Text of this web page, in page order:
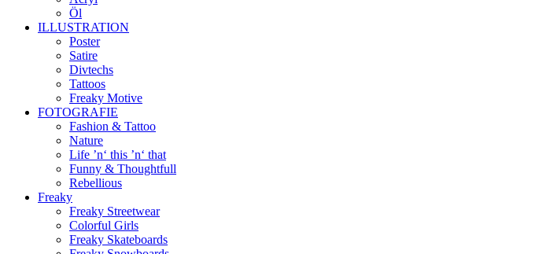
Öl
ILLUSTRATION
Poster
Satire
Divtechs
Tattoos
Freaky Motive
FOTOGRAFIE
Fashion & Tattoo
Nature
Life ’n‘ this ’n‘ that
Funny & Thoughtfull
Rebellious
Freaky
Freaky Streetwear
Colorful Girls
Freaky Skateboards